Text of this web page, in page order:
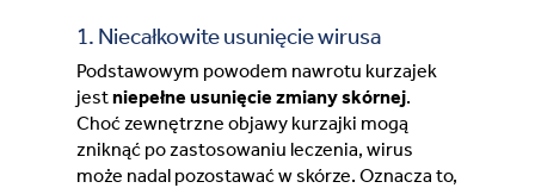
1. Niecałkowite usunięcie wirusa
Podstawowym powodem nawrotu kurzajek
jestniepełne usunięcie zmiany skórnej.
Choć zewnętrzne objawy kurzajki mogą
zniknąć po zastosowaniu leczenia, wirus
może nadal pozostawać w skórze. Oznacza to,
Portugal (Portuguese)
Serbia (Serbian)
Slovenia (Slovene)